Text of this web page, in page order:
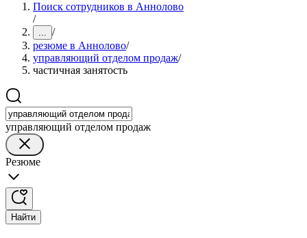
Поиск сотрудников в Аннолово
/
... /
резюме в Аннолово/
управляющий отделом продаж/
частичная занятость
управляющий отделом продаж
Резюме
Найти